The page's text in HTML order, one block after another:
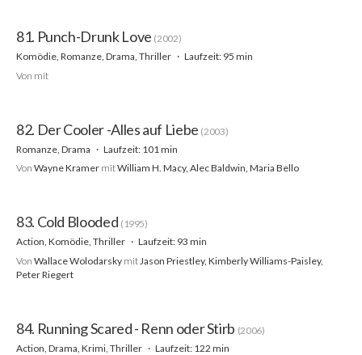
81. Punch-Drunk Love (2002)
Komödie, Romanze, Drama, Thriller
Laufzeit: 95 min
Von mit
82. Der Cooler -Alles auf Liebe (2003)
Romanze, Drama
Laufzeit: 101 min
Von Wayne Kramer mitWilliam H. Macy, Alec Baldwin, Maria Bello
83. Cold Blooded (1995)
Action, Komödie, Thriller
Laufzeit: 93 min
Von Wallace Wolodarsky mit Jason Priestley, Kimberly Williams-Paisley,
Peter Riegert
84. Running Scared - Renn oder Stirb (2006)
Action, Drama, Krimi, Thriller
Laufzeit: 122 min